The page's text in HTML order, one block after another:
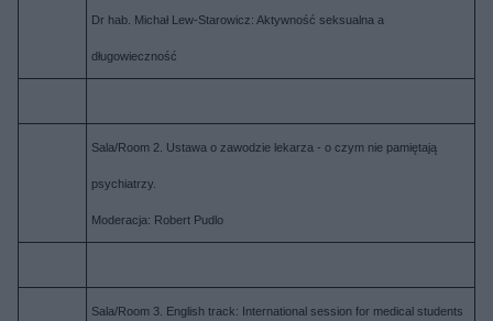
Dr hab. Michał Lew-Starowicz: Aktywność seksualna a
długowieczność
Sala/Room 2. Ustawa o zawodzie lekarza - o czym nie pamiętają
psychiatrzy.
Moderacja: Robert Pudlo
Sala/Room 3. English track: International session for medical students